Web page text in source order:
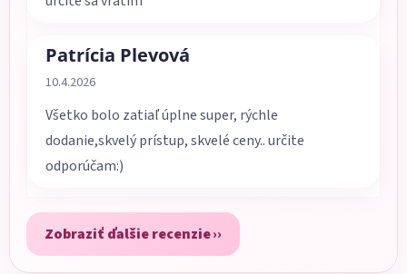
Patrícia Plevová
Hodnotenie obchodu je 5 z 5 hviezdičiek.
10.4.2026
Všetko bolo zatiaľ úplne super, rýchle
dodanie,skvelý prístup, skvelé ceny.. určite
odporúčam:)
Zobraziť ďalšie recenzie